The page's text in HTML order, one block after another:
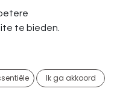
AAN
te bieden.
Ik ga akkoord